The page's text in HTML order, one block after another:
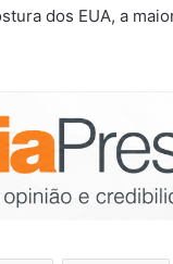
dos EUA, a